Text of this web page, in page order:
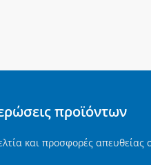
προϊόντων
και προσφορές απευθείας